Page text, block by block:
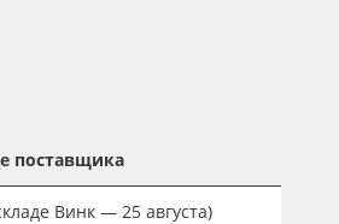
поставщика
Винк — 25 августа)